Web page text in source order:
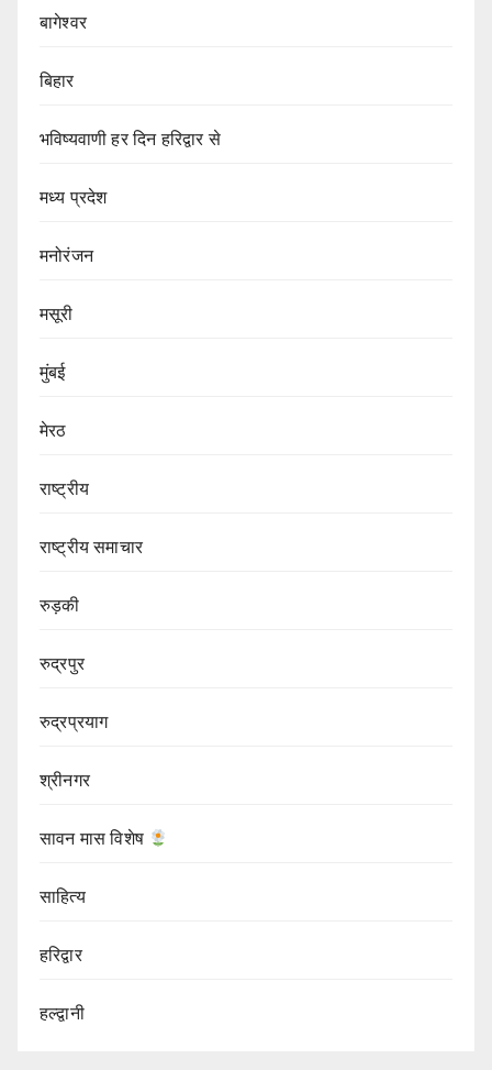
बागेश्वर
बिहार
भविष्यवाणी हर दिन हरिद्वार से
मध्य प्रदेश
मनोरंजन
मसूरी
मुंबई
मेरठ
राष्ट्रीय
राष्ट्रीय समाचार
रुड़की
रुद्रपुर
रुद्रप्रयाग
श्रीनगर
सावन मास विशेष
साहित्य
हरिद्वार
हल्द्वानी